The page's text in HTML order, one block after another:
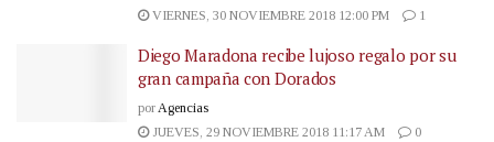
VIERNES, 30 NOVIEMBRE 2018 12:00 PM
1
Diego Maradona recibe lujoso regalo por su
gran campaña con Dorados
por Agencias
JUEVES, 29 NOVIEMBRE 2018 11:17 AM
0